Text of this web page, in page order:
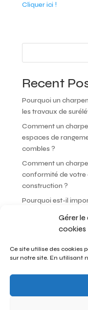
Gérer
cookies
Ce site utilise des cookies
sur notre site. En utilisant
Cliquer ici !
Recent
Pourquoi un
les travaux de
Comment un
espaces de
combles ?
Comment un
conformité de votre
construction ?
Pourquoi est-il
Comment un
Recent